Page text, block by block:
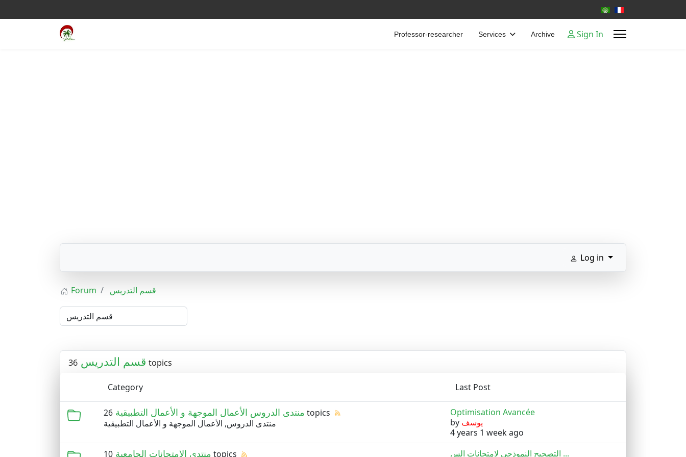
Select your language
Professor-researcher Services Archive Sign In
Log in
Forum قسم التدريس
قسم التدريس 36 topics
Category Last Post
منتدى الدروس الأعمال الموجهة و الأعمال التطبيقية 26 topics
منتدى الدروس, الأعمال الموجهة و الأعمال التطبيقية
Optimisation Avancée
by يوسف
4 years 1 week ago
منتدى الامتحانات الجامعية 10 topics التصحيح النموذجي لامتحانات الس ...